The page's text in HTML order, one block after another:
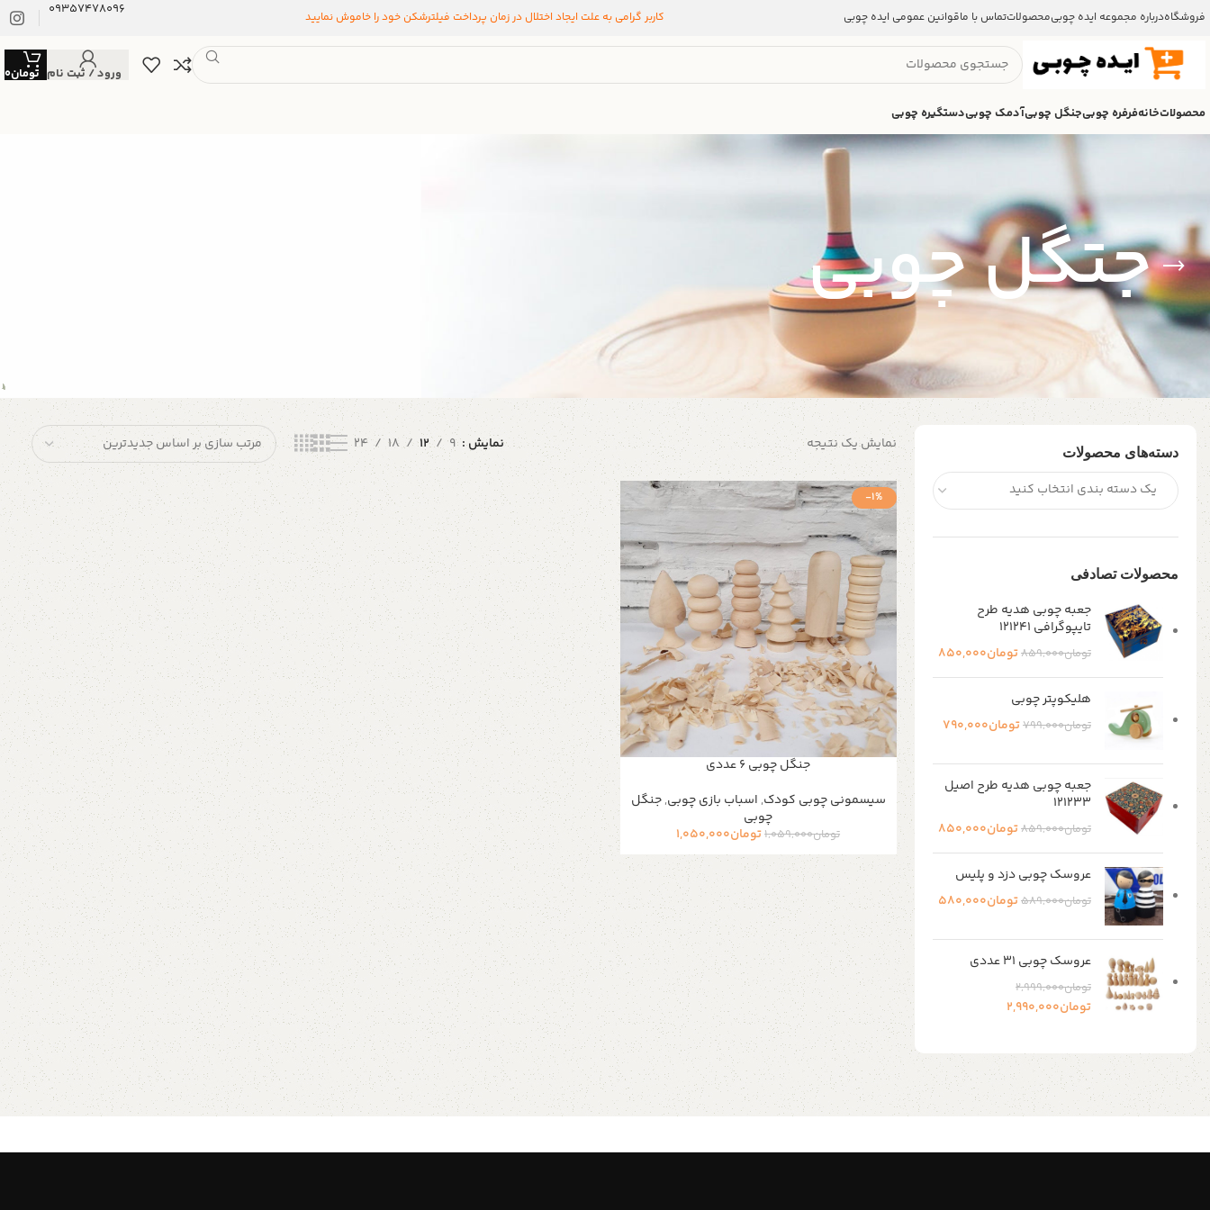
فروشگاهدرباره مجموعه ایده چوبیمحصولاتتماس با ماقوانین عمومی ایده چوبی کاربر گرامی به علت ایجاد اختلال در زمان پرداخت فیلترشکن خود را خاموش نمایید 09357478096
ورود / ثبت نام تومان0
محصولاتخانهفرفره چوبیجنگل چوبیآدمک چوبیدستگیره چوبی
جتگل چوبی
دسته‌های محصولات
یک دسته بندی انتخاب کنید
محصولات تصادفی
جعبه چوبی هدیه طرح
تایپوگرافی 121241
تومان859,000تومان850,000
هلیکوپتر چوبی
تومان799,000تومان790,000
جعبه چوبی هدیه طرح اصیل
121233
تومان859,000تومان850,000
عروسک چوبی دزد و پلیس
تومان589,000تومان580,000
عروسک چوبی ۳۱ عددی
تومان2,999,000
تومان2,990,000
نمایش یک نتیجه نمایش 9
12
18
24
-1%
جنگل چوبی ۶ عددی
سیسمونی چوبی کودک, اسباب بازی چوبی,جنگل
چوبی
تومان1,059,000تومان1,050,000